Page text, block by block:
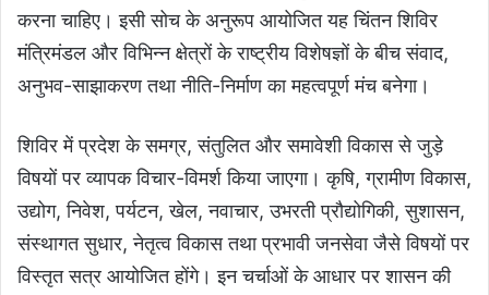
करना चाहिए। इसी सोच के अनुरूप आयोजित यह चिंतन शिविर
मंत्रिमंडल और विभिन्न क्षेत्रों के राष्ट्रीय विशेषज्ञों के बीच संवाद,
अनुभव-साझाकरण तथा नीति-निर्माण का महत्वपूर्ण मंच बनेगा।
शिविर में प्रदेश के समग्र, संतुलित और समावेशी विकास से जुड़े
विषयों पर व्यापक विचार-विमर्श किया जाएगा। कृषि, ग्रामीण विकास,
उद्योग, निवेश, पर्यटन, खेल, नवाचार, उभरती प्रौद्योगिकी, सुशासन,
संस्थागत सुधार, नेतृत्व विकास तथा प्रभावी जनसेवा जैसे विषयों पर
विस्तृत सत्र आयोजित होंगे। इन चर्चाओं के आधार पर शासन की